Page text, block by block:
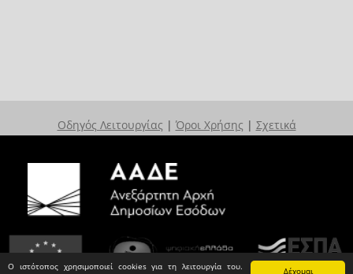
Δέχομαι
Ο ιστότοπος χρησιμοποιεί cookies για τη λειτουργία του.
Οδηγός Λειτουργίας | Όροι Χρήσης | Σχετικά